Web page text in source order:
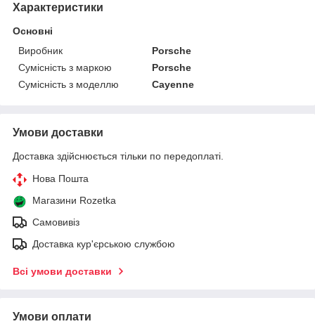
Характеристики
Основні
Виробник
Porsche
Сумісність з маркою
Porsche
Сумісність з моделлю
Cayenne
Умови доставки
Доставка здійснюється тільки по передоплаті.
Нова Пошта
Магазини Rozetka
Самовивіз
Доставка кур'єрською службою
Всі умови доставки
Умови оплати